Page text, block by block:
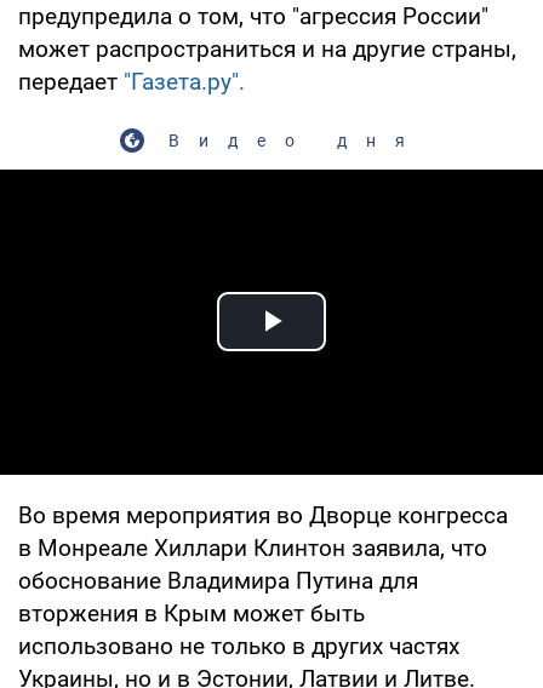
предупредила о том, что "агрессия России"
может распространиться и на другие страны,
передает "Газета.ру".
Видео дня
Play Video
Во время мероприятия во Дворце конгресса
в Монреале Хиллари Клинтон заявила, что
обоснование Владимира Путина для
вторжения в Крым может быть
использовано не только в других частях
Украины, но и в Эстонии, Латвии и Литве.